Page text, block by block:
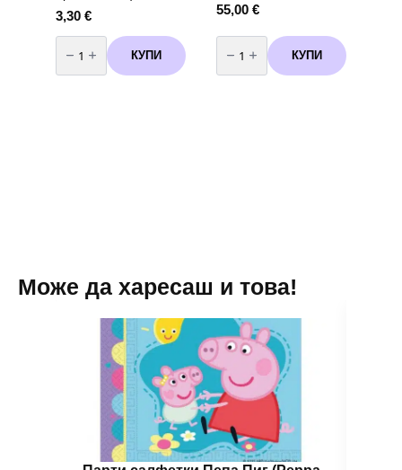
3,30 €
количество
за
Парти
Чинии
КУПИ
55,00 €
количество
за
Бутилка
с
КУПИ
Може да харесаш и това!